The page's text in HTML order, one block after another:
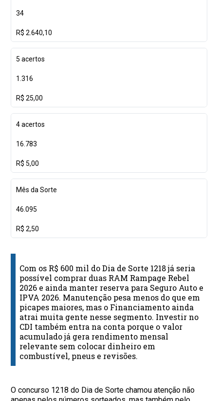
34
R$ 2.640,10
5 acertos
1.316
R$ 25,00
4 acertos
16.783
R$ 5,00
Mês da Sorte
46.095
R$ 2,50
Com os R$ 600 mil do Dia de Sorte 1218 já seria
possível comprar duas RAM Rampage Rebel
2026 e ainda manter reserva para Seguro Auto e
IPVA 2026. Manutenção pesa menos do que em
picapes maiores, mas o Financiamento ainda
atrai muita gente nesse segmento. Investir no
CDI também entra na conta porque o valor
acumulado já gera rendimento mensal
relevante sem colocar dinheiro em
combustível, pneus e revisões.
O concurso 1218 do Dia de Sorte chamou atenção não